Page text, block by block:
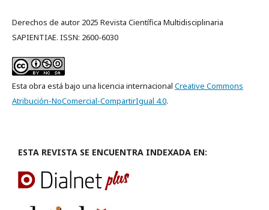
Derechos de autor 2025 Revista Científica Multidisciplinaria
SAPIENTIAE. ISSN: 2600-6030
Esta obra está bajo una licencia internacional Creative Commons
Atribución-NoComercial-CompartirIgual 4.0.
ESTA REVISTA SE ENCUENTRA INDEXADA EN: